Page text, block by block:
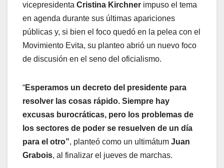
vicepresidenta Cristina Kirchner impuso el tema
en agenda durante sus últimas apariciones
públicas y, si bien el foco quedó en la pelea con el
Movimiento Evita, su planteo abrió un nuevo foco
de discusión en el seno del oficialismo.
“Esperamos un decreto del presidente para
resolver las cosas rápido. Siempre hay
excusas burocráticas, pero los problemas de
los sectores de poder se resuelven de un día
para el otro”, planteó como un ultimátum Juan
Grabois, al finalizar el jueves de marchas.